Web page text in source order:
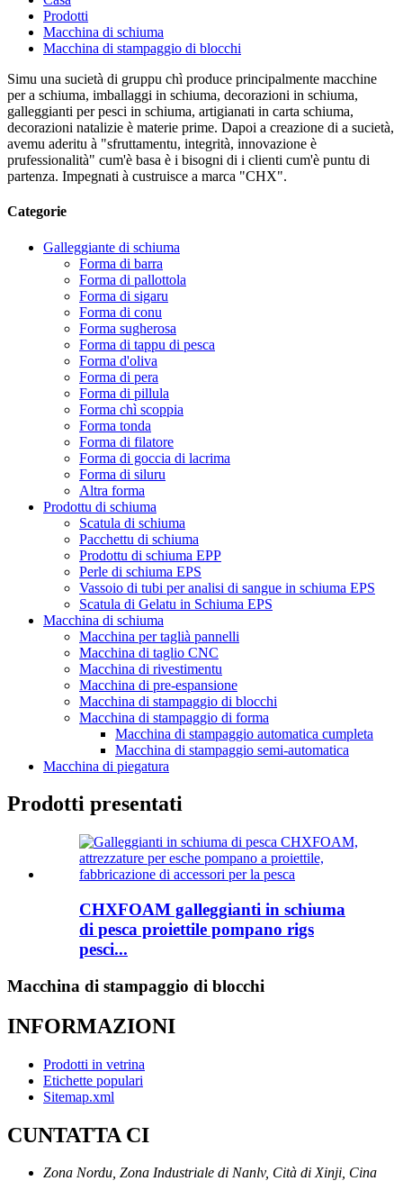
Prodotti
Macchina di schiuma
Macchina di stampaggio di blocchi
Simu una sucietà di gruppu chì produce principalmente macchine
per a schiuma, imballaggi in schiuma, decorazioni in schiuma,
galleggianti per pesci in schiuma, artigianati in carta schiuma,
decorazioni natalizie è materie prime. Dapoi a creazione di a sucietà,
avemu aderitu à "sfruttamentu, integrità, innovazione è
prufessionalità" cum'è basa è i bisogni di i clienti cum'è puntu di
partenza. Impegnati à custruisce a marca "CHX".
Categorie
Galleggiante di schiuma
Forma di barra
Forma di pallottola
Forma di sigaru
Forma di conu
Forma sugherosa
Forma di tappu di pesca
Forma d'oliva
Forma di pera
Forma di pillula
Forma chì scoppia
Forma tonda
Forma di filatore
Forma di goccia di lacrima
Forma di siluru
Altra forma
Prodottu di schiuma
Scatula di schiuma
Pacchettu di schiuma
Prodottu di schiuma EPP
Perle di schiuma EPS
Vassoio di tubi per analisi di sangue in schiuma EPS
Scatula di Gelatu in Schiuma EPS
Macchina di schiuma
Macchina per taglià pannelli
Macchina di taglio CNC
Macchina di rivestimentu
Macchina di pre-espansione
Macchina di stampaggio di blocchi
Macchina di stampaggio di forma
Macchina di stampaggio automatica cumpleta
Macchina di stampaggio semi-automatica
Macchina di piegatura
Prodotti presentati
CHXFOAM galleggianti in schiuma
di pesca proiettile pompano rigs
pesci...
Macchina di stampaggio di blocchi
INFORMAZIONI
Prodotti in vetrina
Etichette populari
Sitemap.xml
CUNTATTA CI
Zona Nordu, Zona Industriale di Nanlv, Cità di Xinji, Cina